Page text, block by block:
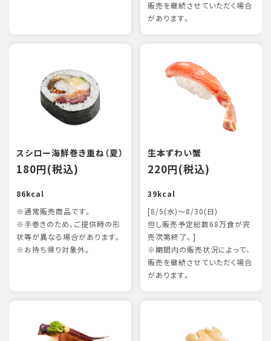
販売を継続させていただく場合
があります。
スシロー海鮮巻き重ね（夏）
180円(税込)
86kcal
※通常販売商品です。
※手巻きのため、ご提供時の形
状等が異なる場合があります。
※お持ち帰り対象外。
生本ずわい蟹
220円(税込)
39kcal
[8/5(水)～8/30(日)
但し販売予定総数68万食が完
売次第終了。]
※期間内の販売状況によって、
販売を継続させていただく場合
があります。